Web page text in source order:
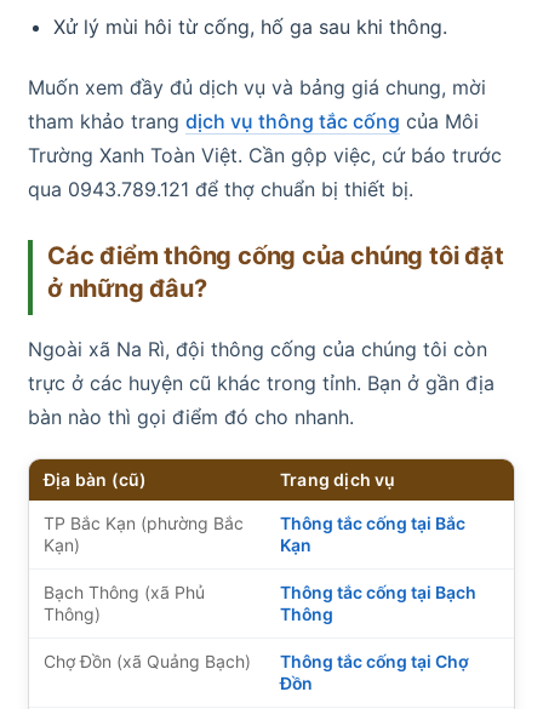
Xử lý mùi hôi từ cống, hố ga sau khi thông.
Muốn xem đầy đủ dịch vụ và bảng giá chung, mời
tham khảo trang dịch vụ thông tắc cống của Môi
Trường Xanh Toàn Việt. Cần gộp việc, cứ báo trước
qua 0943.789.121 để thợ chuẩn bị thiết bị.
Các điểm thông cống của chúng tôi đặt
ở những đâu?
Ngoài xã Na Rì, đội thông cống của chúng tôi còn
trực ở các huyện cũ khác trong tỉnh. Bạn ở gần địa
bàn nào thì gọi điểm đó cho nhanh.
Địa bàn (cũ) Trang dịch vụ
TP Bắc Kạn (phường Bắc
Kạn)
Thông tắc cống tại Bắc
Kạn
Bạch Thông (xã Phủ
Thông)
Thông tắc cống tại Bạch
Thông
Chợ Đồn (xã Quảng Bạch)
Thông tắc cống tại Chợ
Đồn